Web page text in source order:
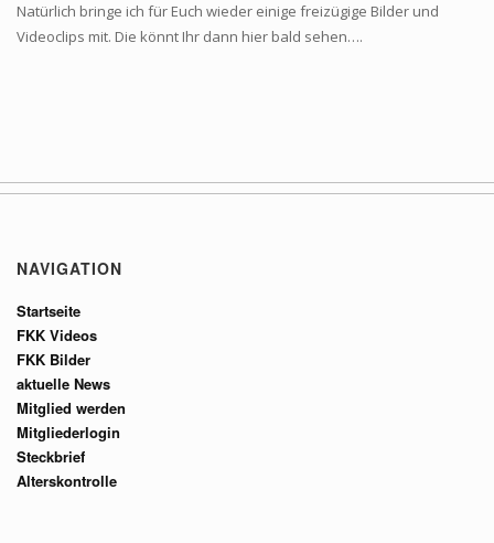
Natürlich bringe ich für Euch wieder einige freizügige Bilder und
Videoclips mit. Die könnt Ihr dann hier bald sehen….
NAVIGATION
Startseite
FKK Videos
FKK Bilder
aktuelle News
Mitglied werden
Mitgliederlogin
Steckbrief
Alterskontrolle